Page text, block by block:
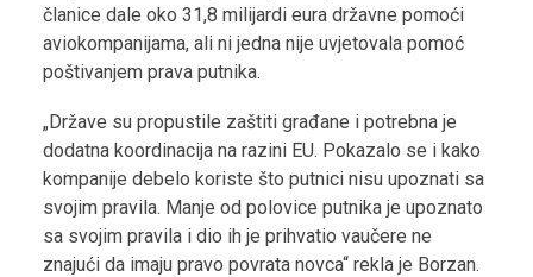
članice dale oko 31,8 milijardi eura državne pomoći
aviokompanijama, ali ni jedna nije uvjetovala pomoć
poštivanjem prava putnika.
„Države su propustile zaštiti građane i potrebna je
dodatna koordinacija na razini EU. Pokazalo se i kako
kompanije debelo koriste što putnici nisu upoznati sa
svojim pravila. Manje od polovice putnika je upoznato
sa svojim pravila i dio ih je prihvatio vaučere ne
znajući da imaju pravo povrata novca“ rekla je Borzan.